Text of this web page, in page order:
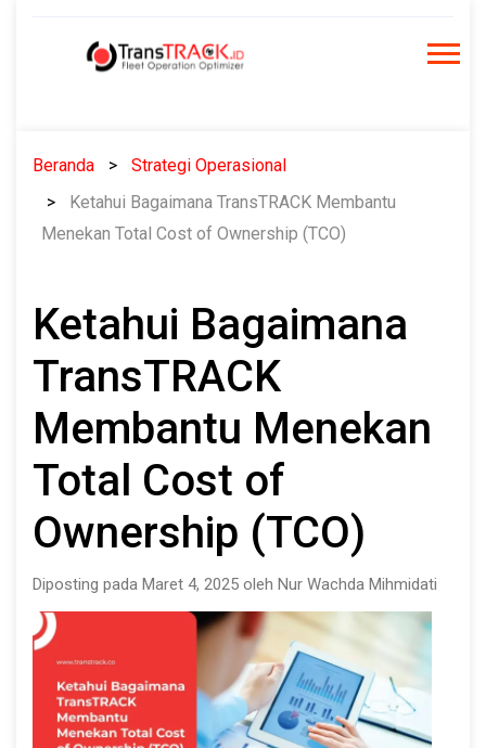
Beranda
Strategi Operasional
Ketahui Bagaimana TransTRACK Membantu
Menekan Total Cost of Ownership (TCO)
Ketahui Bagaimana
TransTRACK
Membantu Menekan
Total Cost of
Ownership (TCO)
Diposting pada Maret 4, 2025 oleh Nur Wachda Mihmidati